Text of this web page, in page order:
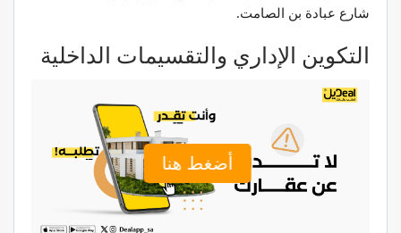
شارع عبادة بن الصامت.
التكوين الإداري والتقسيمات الداخلية
أضغط هنا